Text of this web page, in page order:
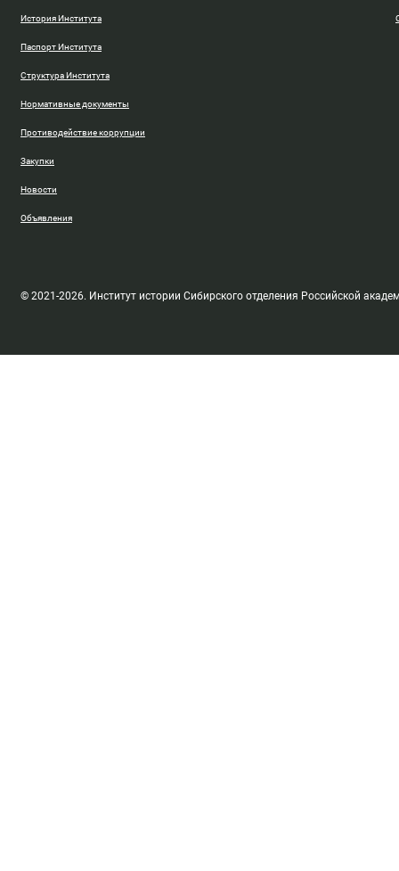
История Института
Паспорт Института
Структура Института
Нормативные документы
Противодействие коррупции
Закупки
Новости
Объявления
© 2021-2026. Институт истории Сибирского отделения Российской